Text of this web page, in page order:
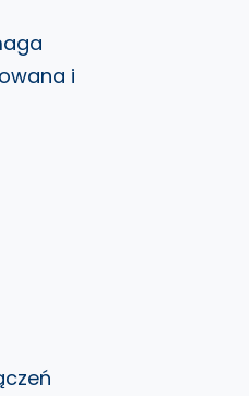
i